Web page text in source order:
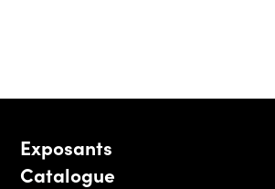
Exposants
Catalogue